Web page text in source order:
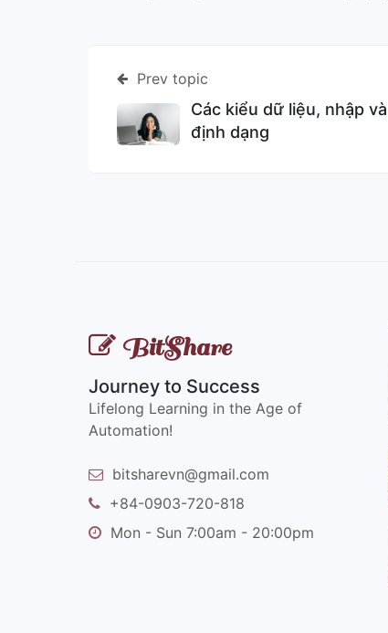
Prev topic
Các kiểu dữ liệu, nhập và
định dạng
BitShare
Journey to Success
Lifelong Learning in the Age of
Automation!
bitsharevn@gmail.com
+84-0903-720-818
Mon - Sun 7:00am - 20:00pm